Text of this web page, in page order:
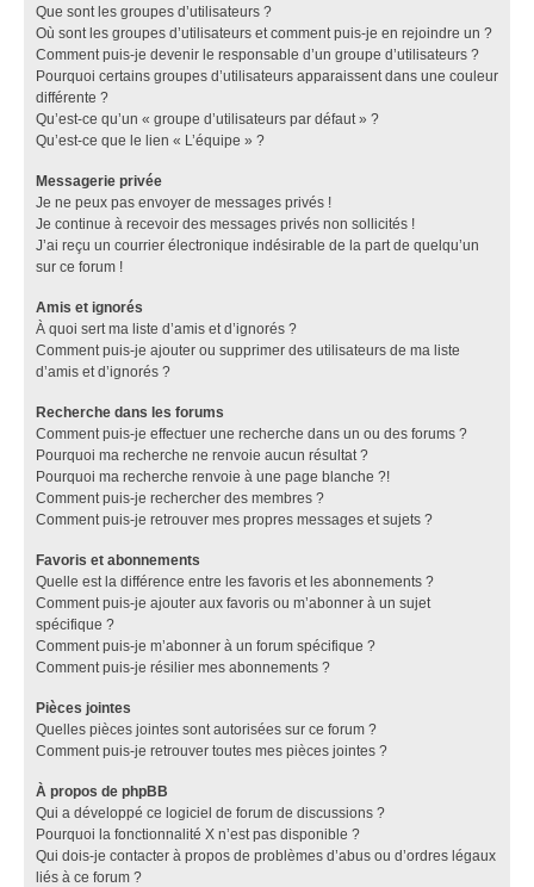
Que sont les groupes d’utilisateurs ?
Où sont les groupes d’utilisateurs et comment puis-je en rejoindre un ?
Comment puis-je devenir le responsable d’un groupe d’utilisateurs ?
Pourquoi certains groupes d’utilisateurs apparaissent dans une couleur
différente ?
Qu’est-ce qu’un « groupe d’utilisateurs par défaut » ?
Qu’est-ce que le lien « L’équipe » ?
Messagerie privée
Je ne peux pas envoyer de messages privés !
Je continue à recevoir des messages privés non sollicités !
J’ai reçu un courrier électronique indésirable de la part de quelqu’un
sur ce forum !
Amis et ignorés
À quoi sert ma liste d’amis et d’ignorés ?
Comment puis-je ajouter ou supprimer des utilisateurs de ma liste
d’amis et d’ignorés ?
Recherche dans les forums
Comment puis-je effectuer une recherche dans un ou des forums ?
Pourquoi ma recherche ne renvoie aucun résultat ?
Pourquoi ma recherche renvoie à une page blanche ?!
Comment puis-je rechercher des membres ?
Comment puis-je retrouver mes propres messages et sujets ?
Favoris et abonnements
Quelle est la différence entre les favoris et les abonnements ?
Comment puis-je ajouter aux favoris ou m’abonner à un sujet
spécifique ?
Comment puis-je m’abonner à un forum spécifique ?
Comment puis-je résilier mes abonnements ?
Pièces jointes
Quelles pièces jointes sont autorisées sur ce forum ?
Comment puis-je retrouver toutes mes pièces jointes ?
À propos de phpBB
Qui a développé ce logiciel de forum de discussions ?
Pourquoi la fonctionnalité X n’est pas disponible ?
Qui dois-je contacter à propos de problèmes d’abus ou d’ordres légaux
liés à ce forum ?